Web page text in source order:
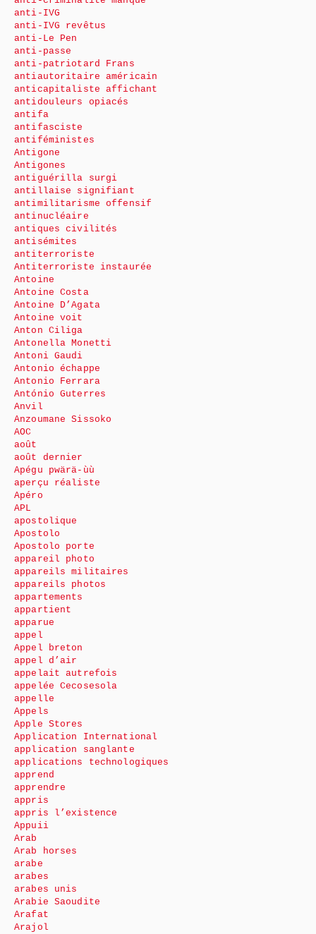
anti-IVG
anti-IVG revêtus
anti-Le Pen
anti-passe
anti-patriotard Frans
antiautoritaire américain
anticapitaliste affichant
antidouleurs opiacés
antifa
antifasciste
antiféministes
Antigone
Antigones
antiguérilla surgi
antillaise signifiant
antimilitarisme offensif
antinucléaire
antiques civilités
antisémites
antiterroriste
Antiterroriste instaurée
Antoine
Antoine Costa
Antoine D’Agata
Antoine voit
Anton Ciliga
Antonella Monetti
Antoni Gaudi
Antonio échappe
Antonio Ferrara
António Guterres
Anvil
Anzoumane Sissoko
AOC
août
août dernier
Apégu pwärä-ùù
aperçu réaliste
Apéro
APL
apostolique
Apostolo
Apostolo porte
appareil photo
appareils militaires
appareils photos
appartements
appartient
apparue
appel
Appel breton
appel d’air
appelait autrefois
appelée Cecosesola
appelle
Appels
Apple Stores
Application International
application sanglante
applications technologiques
apprend
apprendre
appris
appris l’existence
Appuii
Arab
Arab horses
arabe
arabes
arabes unis
Arabie Saoudite
Arafat
Arajol